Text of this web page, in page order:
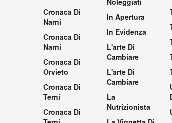
Cronaca Di
Narni
Cronaca Di
Narni
Cronaca Di
Orvieto
Cronaca Di
Terni
Cronaca Di
Noleggiati
In Apertura
In Evidenza
L'arte Di
Cambiare
L'arte Di
Cambiare
La
Nutrizionista